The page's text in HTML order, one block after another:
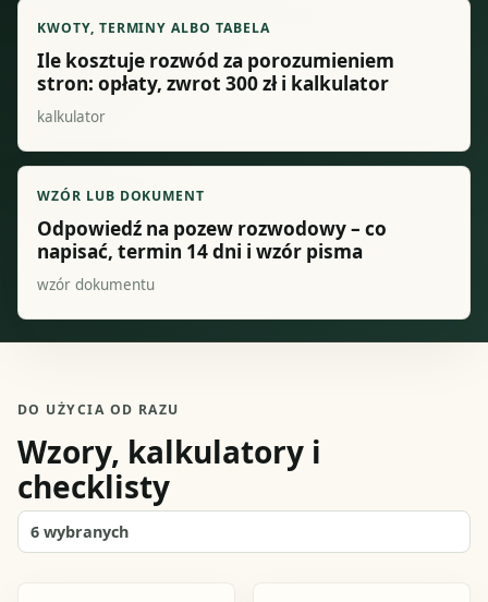
KWOTY, TERMINY ALBO TABELA
Ile kosztuje rozwód za porozumieniem
stron: opłaty, zwrot 300 zł i kalkulator
kalkulator
WZÓR LUB DOKUMENT
Odpowiedź na pozew rozwodowy – co
napisać, termin 14 dni i wzór pisma
wzór dokumentu
DO UŻYCIA OD RAZU
Wzory, kalkulatory i
checklisty
6 wybranych